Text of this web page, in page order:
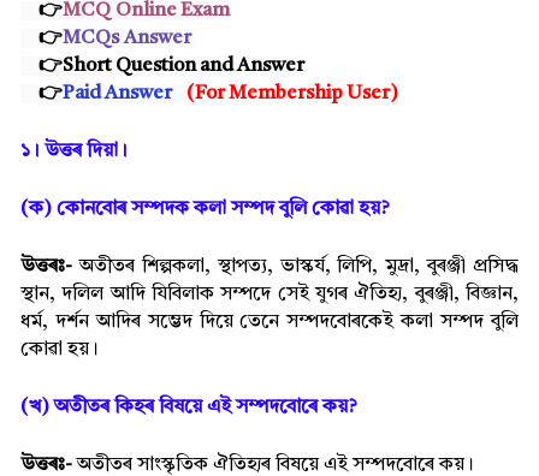
👉MCQ Online Exam
👉MCQsAnswer
👉Short Question and Answer
👉Paid Answer (For Membership User)
১। উত্তৰ দিয়া।
(ক) কোনবোৰ সম্পদক কলা সম্পদ বুলি কোৱা হয়?
উত্তৰঃ- অতীতৰ শিল্পকলা, স্থাপত্য, ভাস্কৰ্য, লিপি, মুদ্ৰা, বুৰঞ্জী প্ৰসিদ্ধ
স্থান, দলিল আদি যিবিলাক সম্পদে সেই যুগৰ ঐতিহ্য, বুৰঞ্জী, বিজ্ঞান,
ধৰ্ম, দৰ্শন আদিৰ সম্ভেদ দিয়ে তেনে সম্পদবোৰকেই কলা সম্পদ বুলি
কোৱা হয়।
(খ) অতীতৰ কিহৰ বিষয়ে এই সম্পদবোৰে কয়?
উত্তৰঃ-অতীতৰ সাংস্কৃতিক ঐতিহ্যৰ বিষয়ে এই সম্পদবোৰে কয়।